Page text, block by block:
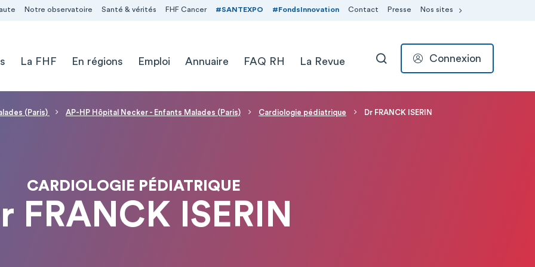
Notre observatoire Santé & vérités FHF Cancer #SANTEXPO #FondsInnovation Contact Presse Nos sites
La FHF En régions Emploi Annuaire FAQ RH La Revue RECHERCHER
Connexion
(Paris) AP-HP Hôpital Necker - Enfants Malades (Paris) Cardiologie pédiatrique Dr FRANCK ISERIN
CARDIOLOGIE PÉDIATRIQUE
FRANCK ISERIN